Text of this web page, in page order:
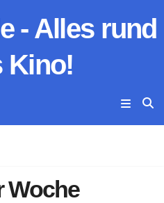
- Alles rund
Kino!
Woche